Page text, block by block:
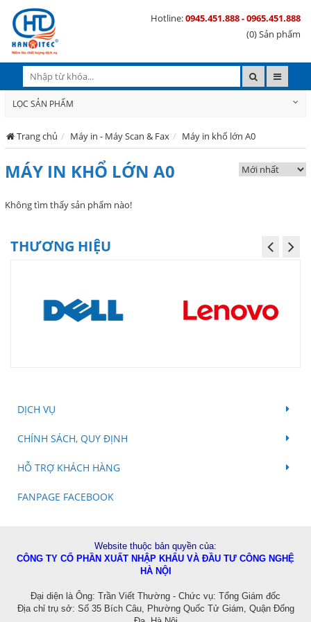
Hotline:0945.451.888 - 0965.451.888
(0) Sản phẩm
LỌC SẢN PHẨM
Trang chủ Máy in - Máy Scan & Fax Máy in khổ lớn A0
MÁY IN KHỔ LỚN A0
Không tìm thấy sản phẩm nào!
THƯƠNG HIỆU
DỊCH VỤ
CHÍNH SÁCH, QUY ĐỊNH
HỖ TRỢ KHÁCH HÀNG
FANPAGE FACEBOOK
Website thuộc bản quyền của:
CÔNG TY CỔ PHẦN XUẤT NHẬP KHẨU VÀ ĐẦU TƯ CÔNG NGHỆ
HÀ NỘI
Đại diện là Ông: Trần Viết Thường - Chức vụ: Tổng Giám đốc
Địa chỉ trụ sở: Số 35 Bích Câu, Phường Quốc Tử Giám, Quận Đống